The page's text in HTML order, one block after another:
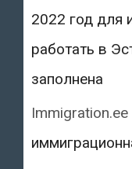
2022 год для
работать в
заполнена
Immigration.ee